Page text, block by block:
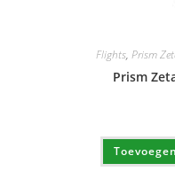
Flights, Prism
Prism